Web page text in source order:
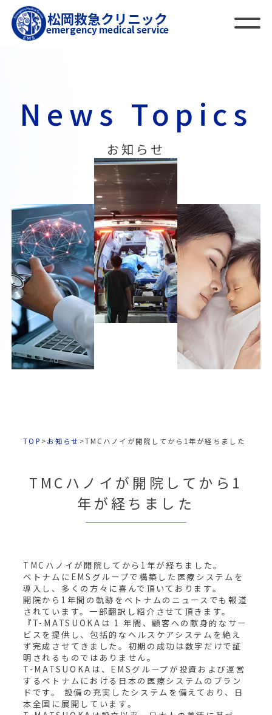
松岡救急クリニック
emergency medical service
News Topics
お知らせ
TOP >お知らせ >TMCハノイが開院してから1年が経ちました
TMCハノイが開院してから1
年が経ちました
TMCハノイが開院してから1年が経ちました。
ベトナムにEMSグループで構築した医療システムを
導入し、多くの方々に喜んで頂いております。
開院から1年間の軌跡をベトナムのニュースでも報道
されています。一部翻訳し紹介させて頂きます。
『T-MATSUOKAは 1 年間、顧客への献身的なサー
ビスを提供し、包括的なヘルスケアシステムを絶え
ず完成させてきました。初期の成功は数字だけで証
明されるものではありません。
T-MATSUOKAは、EMSグループが投資および運営
するベトナムにおける日本の医療システムのブラン
ドです。 設備の充実したシステムを備えており、日
本全国に展開しています。